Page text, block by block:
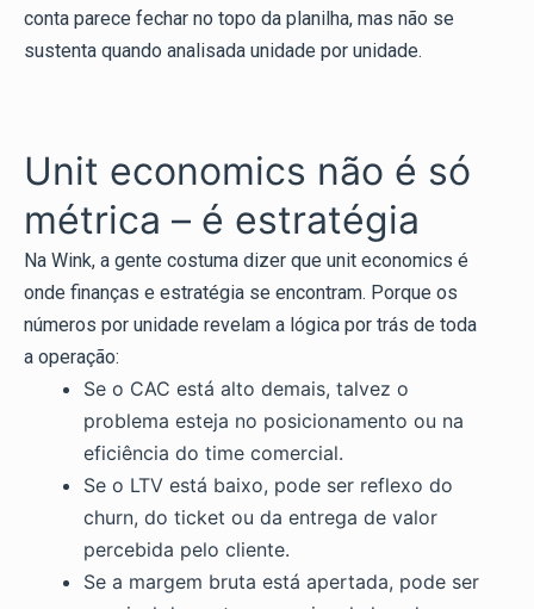
conta parece fechar no topo da planilha, mas não se
sustenta quando analisada unidade por unidade.
Unit economics não é só
métrica – é estratégia
Na Wink, a gente costuma dizer que unit economics é
onde finanças e estratégia se encontram. Porque os
números por unidade revelam a lógica por trás de toda
a operação:
Se o CAC está alto demais, talvez o
problema esteja no posicionamento ou na
eficiência do time comercial.
Se o LTV está baixo, pode ser reflexo do
churn, do ticket ou da entrega de valor
percebida pelo cliente.
Se a margem bruta está apertada, pode ser